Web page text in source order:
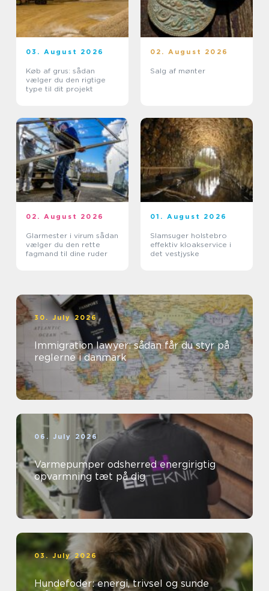
03. August 2026
Køb af grus: sådan
vælger du den rigtige
type til dit projekt
02. August 2026
Salg af mønter
02. August 2026
Glarmester i virum sådan
vælger du den rette
fagmand til dine ruder
01. August 2026
Slamsuger holstebro
effektiv kloakservice i
det vestjyske
30. July 2026
Immigration lawyer: sådan får du styr på
reglerne i danmark
06. July 2026
Varmepumper odsherred energirigtig
opvarmning tæt på dig
03. July 2026
Hundefoder: energi, trivsel og sunde